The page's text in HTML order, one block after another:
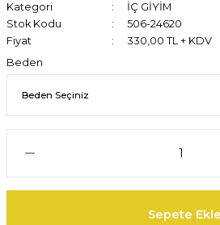
Kategori
İÇ GİYİM
Stok Kodu
506-24620
Fiyat
330,00 TL + KDV
Beden
Sepete Ekle